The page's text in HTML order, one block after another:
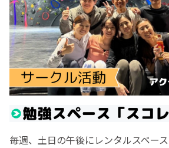
毎週、土日の午後にレンタルスペー